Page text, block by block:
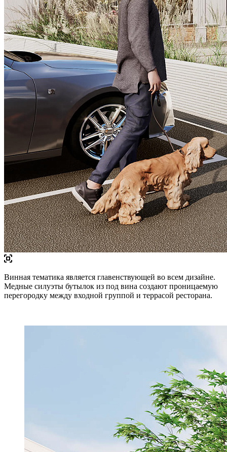
Винная тематика является главенствующей во всем дизайне.
Медные силуэты бутылок из под вина создают проницаемую
перегородку между входной группой и террасой ресторана.